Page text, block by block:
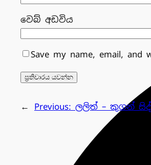
වෙබ් අඩවිය
Save my name, email, and
← Previous: ලලිත් – කුගන්